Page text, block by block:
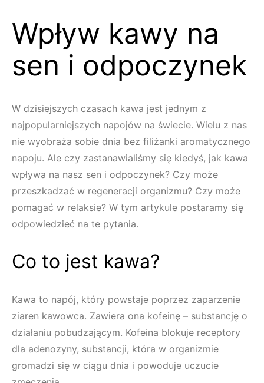
Wpływ kawy na
sen i odpoczynek
W dzisiejszych czasach kawa jest jednym z
najpopularniejszych napojów na świecie. Wielu z nas
nie wyobraża sobie dnia bez filiżanki aromatycznego
napoju. Ale czy zastanawialiśmy się kiedyś, jak kawa
wpływa na nasz sen i odpoczynek? Czy może
przeszkadzać w regeneracji organizmu? Czy może
pomagać w relaksie? W tym artykule postaramy się
odpowiedzieć na te pytania.
Co to jest kawa?
Kawa to napój, który powstaje poprzez zaparzenie
ziaren kawowca. Zawiera ona kofeinę – substancję o
działaniu pobudzającym. Kofeina blokuje receptory
dla adenozyny, substancji, która w organizmie
gromadzi się w ciągu dnia i powoduje uczucie